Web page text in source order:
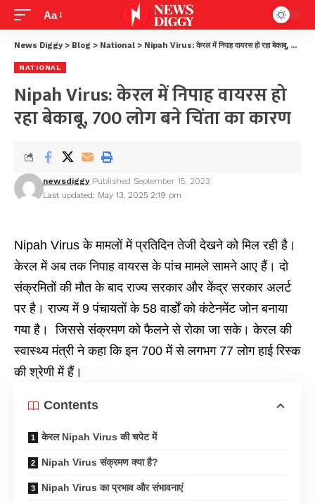
Aa
News Diggy > Blog > National > Nipah Virus: केरल में निपाह वायरस हो रहा बेकाबू, 700 लोग बने चिंता का कारण
NATIONAL
Nipah Virus: केरल में निपाह वायरस हो
रहा बेकाबू, 700 लोग बने चिंता का कारण
Last updated: May 13, 2025 2:19 pm
newsdiggy Published September 15, 2023
Nipah Virus के मामलों में प्रतिदिन तेजी देखने को मिलरहीहै।
केरल में अब तक निपाह वायरस के पांच मामले सामने आए हैं। दो
संक्रमितों की मौत के बाद राज्य सरकार और केंद्र सरकार अलर्ट
पर है। राज्य में 9 पंचायतों के 58 वार्डों को कंटेनमेंट जोन बनाया
गया है। जिससे संक्रमण को फैलने से रोका जा सके। केरल की
स्वास्थ्य मंत्री ने कहा कि इन 700 में से लगभग 77 लोग हाई रिस्क
की श्रेणी में हैं।
Contents
केरल Nipah Virus की चपेट में
Nipah Virus संक्रमण क्या है?
Nipah Virus का प्रभाव और संभावनाएं